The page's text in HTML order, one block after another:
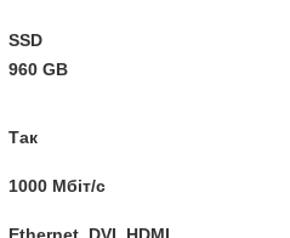
SSD
960 GB
Так
1000 Мбіт/с
Ethernet, DVI, HDMI,